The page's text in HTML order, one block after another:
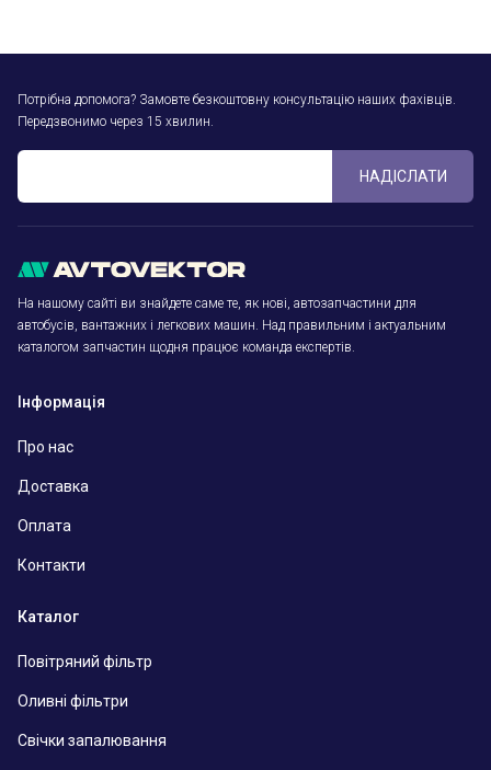
Потрібна допомога? Замовте безкоштовну консультацію наших фахівців.
Передзвонимо через 15 хвилин.
НАДІСЛАТИ
На нашому сайті ви знайдете саме те, як нові, автозапчастини для
автобусів, вантажних і легкових машин. Над правильним і актуальним
каталогом запчастин щодня працює команда експертів.
Інформація
Про нас
Доставка
Оплата
Контакти
Каталог
Повітряний фільтр
Оливні фільтри
Свічки запалювання